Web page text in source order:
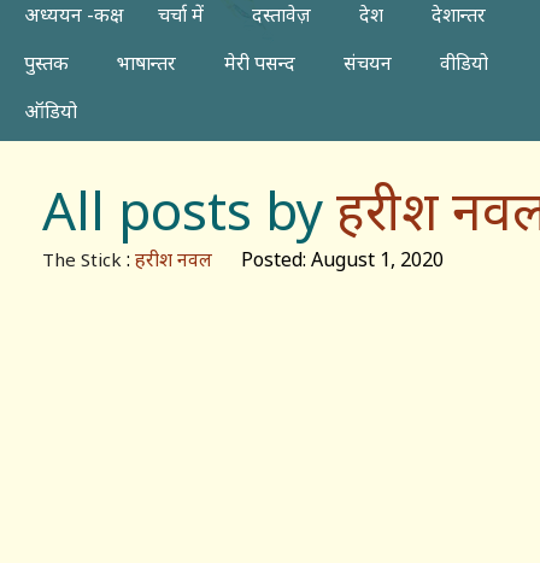
अध्ययन -कक्ष चर्चा में दस्तावेज़ देश
देशान्तर
पुस्तक
भाषान्तर मेरी पसन्द संचयन
वीडियो
ऑडियो
All posts byहरीश
The Stick : हरीश नवल Posted: August 1, 2020